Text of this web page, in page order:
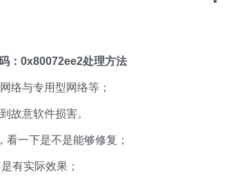
：0x80072ee2处理方法
与专用型网络等；
意软件损害。
一下是不是能够修复；
有实际效果；